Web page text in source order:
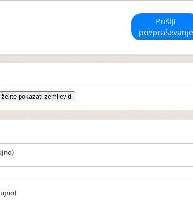
Pošlji
povpraševanje
pokazati zemljevid